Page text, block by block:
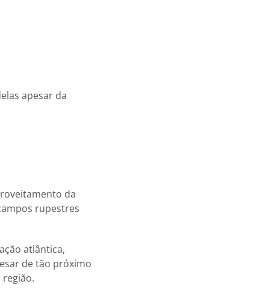
apesar da
da
rupestres
atlântica,
de tão próximo